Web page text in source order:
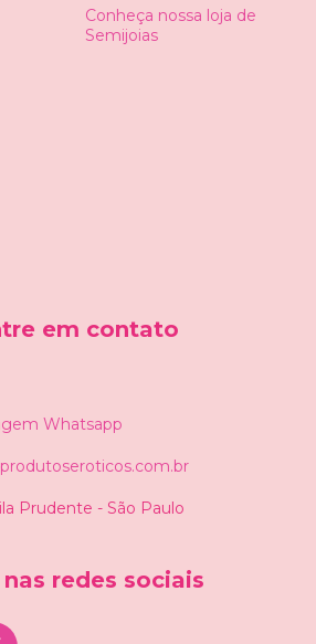
Conheça nossa loja de
Semijoias
em contato
Whatsapp
Prudente - São Paulo
redes sociais